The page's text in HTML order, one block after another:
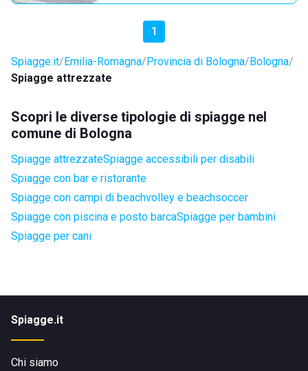
1
Spiagge.it Emilia-Romagna Provincia di Bologna Bologna
Spiagge attrezzate
Scopri le diverse tipologie di spiagge nel
comune di Bologna
Spiagge attrezzateSpiagge accessibili per disabili
Spiagge con bar e ristorante
Spiagge con campi di beachvolley e beachsoccer
Spiagge con piscina e posto barcaSpiagge per bambini
Spiagge per cani
Spiagge.it
Chi siamo